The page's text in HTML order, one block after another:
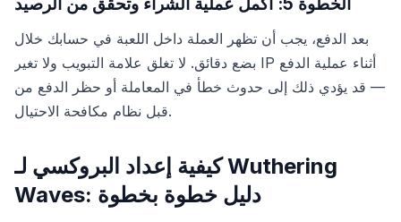
بعد الدفع، يجب أن تظهر العملة داخل اللعبة في حسابك خلال
بضع دقائق. لا تغلق علامة التبويب ولا تغير IP أثناء عملية الدفع
— قد يؤدي ذلك إلى حدوث خطأ في المعاملة أو حظر الدفع من
قبل نظام مكافحة الاحتيال.
كيفية إعداد البروكسي لـ Wuthering
Waves: دليل خطوة بخطوة